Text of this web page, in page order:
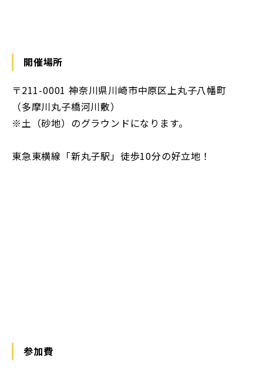
開催場所
〒211-0001 神奈川県川崎市中原区上丸子八幡町
（多摩川丸子橋河川敷）
※土（砂地）のグラウンドになります。
東急東横線「新丸子駅」徒歩10分の好立地！
参加費